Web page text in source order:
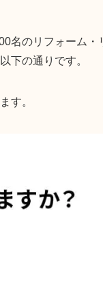
名のリフォーム・
下の通りです。
す。